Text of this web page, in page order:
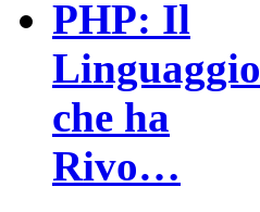
PHP: Il
Linguaggio
che ha
Rivo…